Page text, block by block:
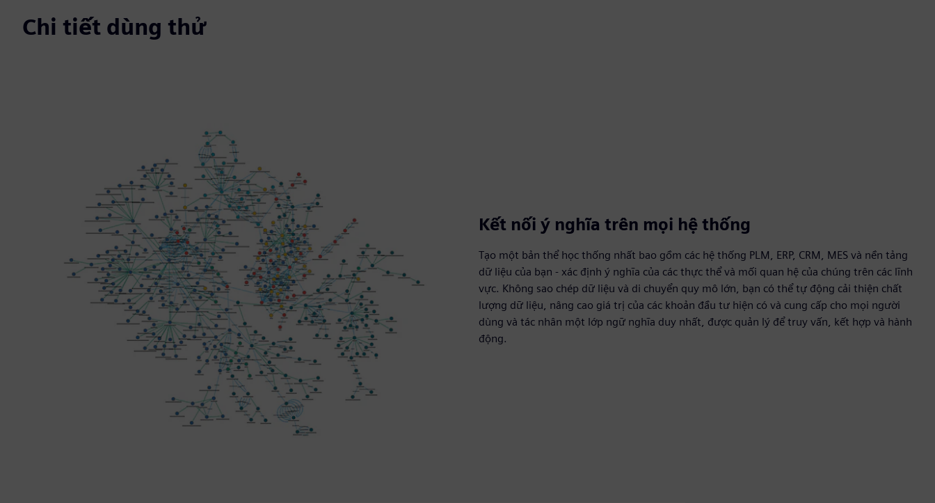
Chi tiết dùng thử
Kết nối ý nghĩa trên mọi hệ thống
Tạo một bản thể học thống nhất bao gồm các hệ thống PLM, ERP, CRM, MES và nền tảng
dữ liệu của bạn - xác định ý nghĩa của các thực thể và mối quan hệ của chúng trên các lĩnh
vực. Không sao chép dữ liệu và di chuyển quy mô lớn, bạn có thể tự động cải thiện chất
lượng dữ liệu, nâng cao giá trị của các khoản đầu tư hiện có và cung cấp cho mọi người
dùng và tác nhân một lớp ngữ nghĩa duy nhất, được quản lý để truy vấn, kết hợp và hành
động.